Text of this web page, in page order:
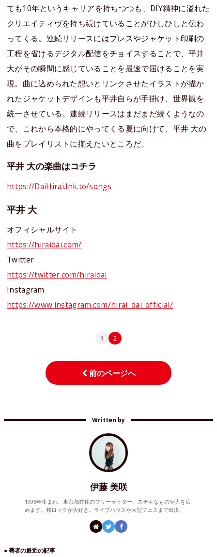
ても10年というキャリアを持ちつつも、DIY精神に溢れた
クリエイティヴを持ち続けていることがひしひしと伝わ
ってくる。連続リリースにはプレスやジャケット印刷の
工程を省けるデジタル配信をチョイスすることで、平井
大がその瞬間に感じていることを最速で届けることを実
現。曲に込められた想いとリンクさせたイラストが描か
れたジャケットデザインも平井自らが手掛け、世界観を
統一させている。連続リリースはまだまだ続くようなの
で、これから本格的にやってくる夏に向けて、平井 大の
曲をプレイリストに揃えたいところだ。
平井 大の楽曲はコチラ
https://DaiHirai.lnk.to/songs
平井 大
オフィシャルサイト
https://hiraidai.com/
Twitter
https://twitter.com/hiraidai
Instagram
https://www.instagram.com/hirai_dai_official/
1 2
前のページへ
Written by
伊藤 美咲
1996年生まれ、東京都在住のフリーライター。ステキなものや人を広
めます。邦ロックが大好き。ライブハウスや大型フェスまで出没。
● 著者の最近の記事